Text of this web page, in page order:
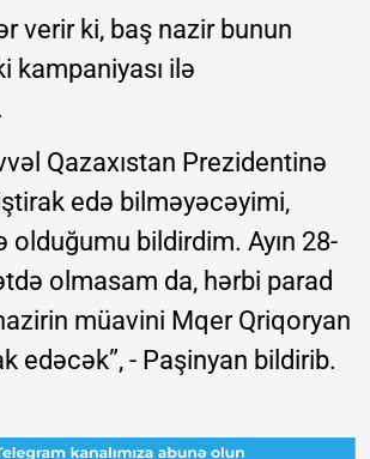
verir ki, baş nazir bunun
kampaniyası ilə
Qazaxıstan Prezidentinə
edə bilməyəcəyimi,
olduğumu bildirdim. Ayın 28-
olmasam da, hərbi parad
müavini Mqer Qriqoryan
edəcək”, - Paşinyan bildirib.